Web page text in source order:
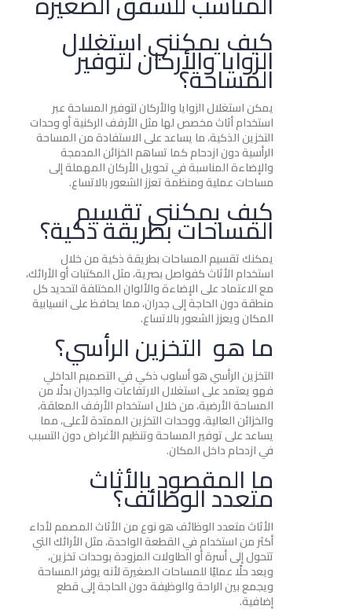
كيف يمكنني استغلال
الزوايا والأركان لتوفير
المساحة؟
يمكن استغلال الزوايا والأركان لتوفير المساحة عبر
استخدام أثاث مخصص لها مثل الأرفف الركنية أو وحدات
التخزين الذكية، ما يساعد على الاستفادة من المساحة
الرأسية دون ازدحام كما تساهم الخزائن المدمجة
والإضاءة المناسبة في تحويل الأركان المهملة إلى
مساحات عملية ومنظمة تعزز الشعور بالاتساع.
كيف يمكنني تقسيم
المساحات بطريقة ذكية؟
يمكنك تقسيم المساحات بطريقة ذكية من خلال
استخدام الأثاث كفواصل بصرية، مثل المكتبات أو الأرائك،
مع الاعتماد على الإضاءة والألوان المختلفة لتحديد كل
منطقة دون الحاجة إلى جدران، مما يحافظ على انسيابية
المكان ويعزز الشعور بالاتساع.
ما هو التخزين الرأسي؟
التخزين الرأسي هو أسلوب ذكي في التصميم الداخلي
فهو يعتمد على استغلال الارتفاعات والجدران بدلًا من
المساحة الأرضية، من خلال استخدام الأرفف المعلقة،
والخزائن العالية، ووحدات التخزين الممتدة لأعلى، مما
يساعد على توفير المساحة وتنظيم الأغراض دون التسبب
في ازدحام داخل المكان.
ما المقصود بالأثاث
متعدد الوظائف؟
الأثاث متعدد الوظائف هو نوع من الأثاث المصمم لأداء
أكثر من استخدام في القطعة الواحدة، مثل الأرائك التي
تتحول إلى أسرة أو الطاولات المزودة بوحدات تخزين،
ويعد حلًا عمليًا للمساحات الصغيرة لأنه يوفر المساحة
ويجمع بين الراحة والوظيفة دون الحاجة إلى قطع
إضافية.